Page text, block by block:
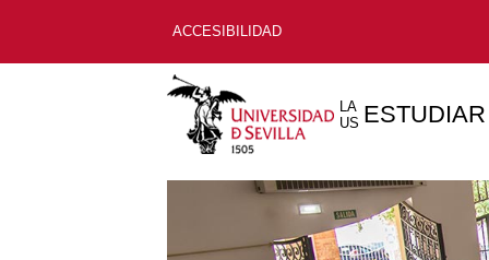
ACCESIBILIDAD
LA
US ESTUDIAR